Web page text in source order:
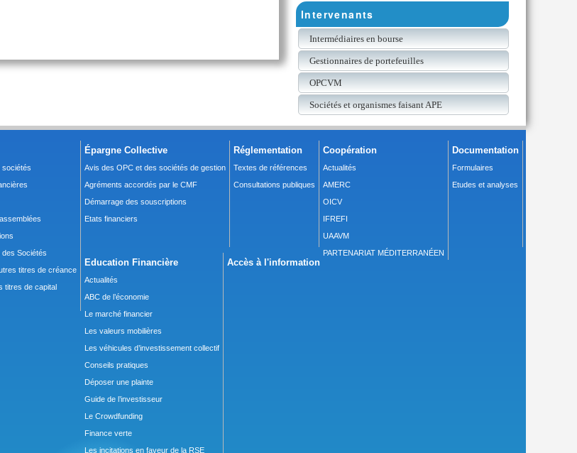
Intervenants
Intermédiaires en bourse
Gestionnaires de portefeuilles
OPCVM
Sociétés et organismes faisant APE
sociétés
des Sociétés
titres de créance
titres de capital
Épargne Collective
Avis des OPC et des sociétés de gestion
Agréments accordés par le CMF
Démarrage des souscriptions
Etats financiers
Réglementation
Textes de références
Consultations publiques
Coopération
Actualités
AMERC
OICV
IFREFI
UAAVM
PARTENARIAT MÉDITERRANÉEN
Documentation
Formulaires
Etudes et analyses
Education Financière
Actualités
ABC de l’économie
Le marché financier
Les valeurs mobilières
Les véhicules d’investissement collectif
Conseils pratiques
Déposer une plainte
Guide de l’investisseur
Le Crowdfunding
Finance verte
Les incitations en faveur de la RSE
Accès à l'information